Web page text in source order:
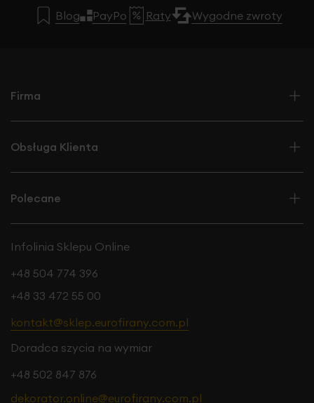
Blog PayPo Raty Wygodne zwroty
Firma
Obsługa Klienta
Polecane
Infolinia Sklepu Online
+48 504 774 396
+48 33 472 55 00
kontakt@sklep.eurofirany.com.pl
Doradca szycia na wymiar
+48 502 847 876
dekorator.online@eurofirany.com.pl